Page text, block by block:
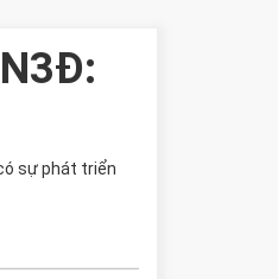
sự phát triển